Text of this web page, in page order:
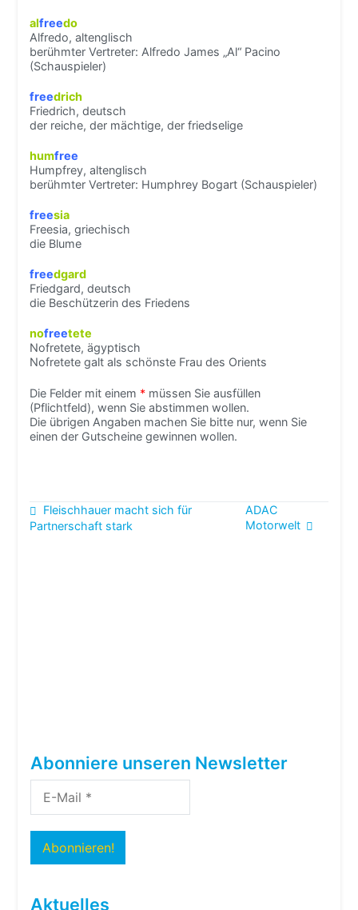
alfreedo
Alfredo, altenglisch
berühmter Vertreter: Alfredo James „Al“ Pacino
(Schauspieler)
freedrich
Friedrich, deutsch
der reiche, der mächtige, der friedselige
humfree
Humpfrey, altenglisch
berühmter Vertreter: Humphrey Bogart (Schauspieler)
freesia
Freesia, griechisch
die Blume
freedgard
Friedgard, deutsch
die Beschützerin des Friedens
nofreetete
Nofretete, ägyptisch
Nofretete galt als schönste Frau des Orients
Die Felder mit einem * müssen Sie ausfüllen
(Pflichtfeld), wenn Sie abstimmen wollen.
Die übrigen Angaben machen Sie bitte nur, wenn Sie
einen der Gutscheine gewinnen wollen.
Beitragsnavigation
Fleischhauer macht sich für
Partnerschaft stark
ADAC
Motorwelt
Abonniere unseren Newsletter
Aktuelles